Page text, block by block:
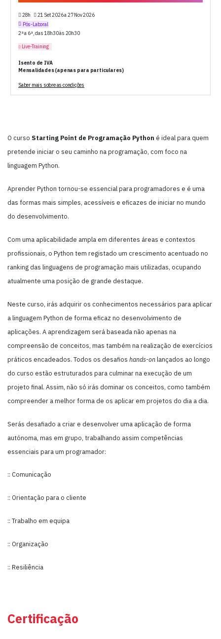
O curso Starting Point de Programação Python é ideal para quem
pretende iniciar o seu caminho na programação, com foco na
linguagem Python.
Aprender Python tornou-se essencial para programadores e é uma
das formas mais simples, acessíveis e eficazes de iniciar no mundo
do desenvolvimento.
Com uma aplicabilidade ampla em diferentes áreas e contextos
profissionais, o Python tem registado um crescimento acentuado no
ranking das linguagens de programação mais utilizadas, ocupando
atualmente uma posição de grande destaque.
Neste curso, irás adquirir os conhecimentos necessários para aplicar
a linguagem Python de forma eficaz no desenvolvimento de
aplicações. A aprendizagem será baseada não apenas na
compreensão de conceitos, mas também na realização de exercícios
práticos encadeados. Todos os desafios hands-onlançados ao longo
do curso estão estruturados para culminar na execução de um
projeto final. Assim, não só irás dominar os conceitos, como também
compreender a melhor forma de os aplicar em projetos do dia a dia.
Serás desafiado a criar e desenvolver uma aplicação de forma
autónoma, mas em grupo, trabalhando assim competências
essenciais para um programador:
:: Comunicação
:: Orientação para o cliente
:: Trabalho em equipa
:: Organização
:: Resiliência
Certificação
28h
21 Set 2026 a 27 Nov 2026
Pós-Laboral
2ª a 6ª, das 18h30 às 20h30
Live-Training
Isento de IVA
Mensalidades (apenas para particulares)
Saber mais sobre as condições